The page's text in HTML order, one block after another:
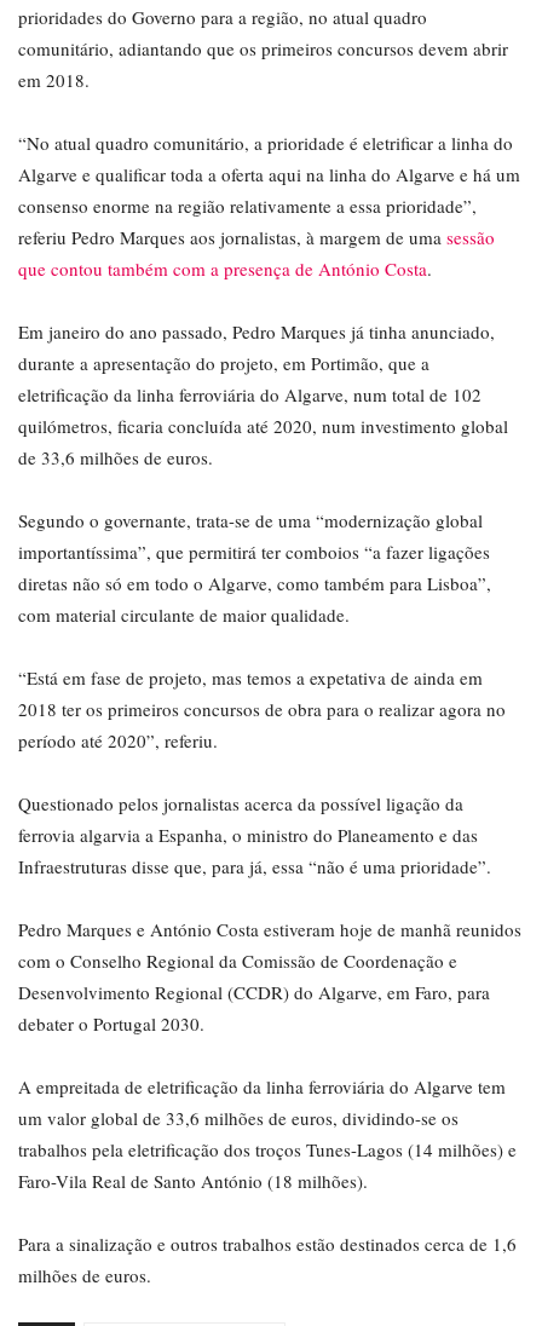
prioridades do Governo para a região, no atual quadro
comunitário, adiantando que os primeiros concursos devem abrir
em 2018.
“No atual quadro comunitário, a prioridade é eletrificar a linha do
Algarve e qualificar toda a oferta aqui na linha do Algarve e há um
consenso enorme na região relativamente a essa prioridade”,
referiu Pedro Marques aos jornalistas, à margem de uma sessão
que contou também com a presença de António Costa.
Em janeiro do ano passado, Pedro Marques já tinha anunciado,
durante a apresentação do projeto, em Portimão, que a
eletrificação da linha ferroviária do Algarve, num total de 102
quilómetros, ficaria concluída até 2020, num investimento global
de 33,6 milhões de euros.
Segundo o governante, trata-se de uma “modernização global
importantíssima”, que permitirá ter comboios “a fazer ligações
diretas não só em todo o Algarve, como também para Lisboa”,
com material circulante de maior qualidade.
“Está em fase de projeto, mas temos a expetativa de ainda em
2018 ter os primeiros concursos de obra para o realizar agora no
período até 2020”, referiu.
Questionado pelos jornalistas acerca da possível ligação da
ferrovia algarvia a Espanha, o ministro do Planeamento e das
Infraestruturas disse que, para já, essa “não é uma prioridade”.
Pedro Marques e António Costa estiveram hoje de manhã reunidos
com o Conselho Regional da Comissão de Coordenação e
Desenvolvimento Regional (CCDR) do Algarve, em Faro, para
debater o Portugal 2030.
A empreitada de eletrificação da linha ferroviária do Algarve tem
um valor global de 33,6 milhões de euros, dividindo-se os
trabalhos pela eletrificação dos troços Tunes-Lagos (14 milhões) e
Faro-Vila Real de Santo António (18 milhões).
Para a sinalização e outros trabalhos estão destinados cerca de 1,6
milhões de euros.